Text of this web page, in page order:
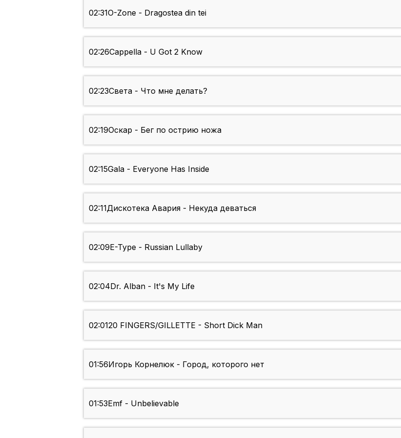
02:31O-Zone - Dragostea din tei
02:26Cappella - U Got 2 Know
02:23Света - Что мне делать?
02:19Оскар - Бег по острию ножа
02:15Gala - Everyone Has Inside
02:11Дискотека Авария - Некуда деваться
02:09E-Type - Russian Lullaby
02:04Dr. Alban - It's My Life
02:0120 FINGERS/GILLETTE - Short Dick Man
01:56Игорь Корнелюк - Город, которого нет
01:53Emf - Unbelievable